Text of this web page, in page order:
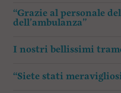
“Grazie al personale
dell’ambulanza”
I nostri bellissimi
“Siete stati